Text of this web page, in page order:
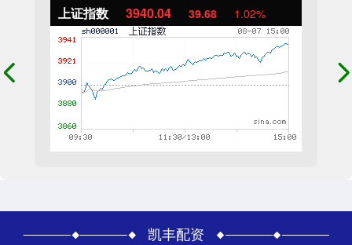
上证指数 3940.04 39.68 1.02%
凯丰配资